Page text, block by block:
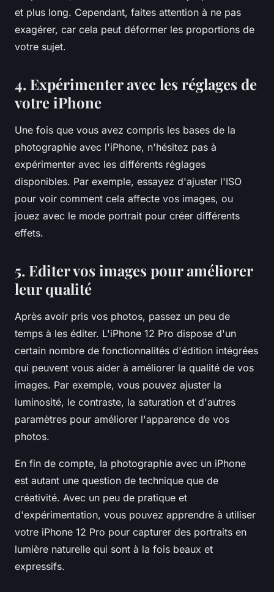
et plus long. Cependant, faites attention à ne pas
exagérer, car cela peut déformer les proportions de
votre sujet.
4. Expérimenter avec les réglages de
votre iPhone
Une fois que vous avez compris les bases de la
photographie avec l'iPhone, n'hésitez pas à
expérimenter avec les différents réglages
disponibles. Par exemple, essayez d'ajuster l'ISO
pour voir comment cela affecte vos images, ou
jouez avec le mode portrait pour créer différents
effets.
5. Editer vos images pour améliorer
leur qualité
Après avoir pris vos photos, passez un peu de
temps à les éditer. L'iPhone 12 Pro dispose d'un
certain nombre de fonctionnalités d'édition intégrées
qui peuvent vous aider à améliorer la qualité de vos
images. Par exemple, vous pouvez ajuster la
luminosité, le contraste, la saturation et d'autres
paramètres pour améliorer l'apparence de vos
photos.
En fin de compte, la photographie avec un iPhone
est autant une question de technique que de
créativité. Avec un peu de pratique et
d'expérimentation, vous pouvez apprendre à utiliser
votre iPhone 12 Pro pour capturer des portraits en
lumière naturelle qui sont à la fois beaux et
expressifs.